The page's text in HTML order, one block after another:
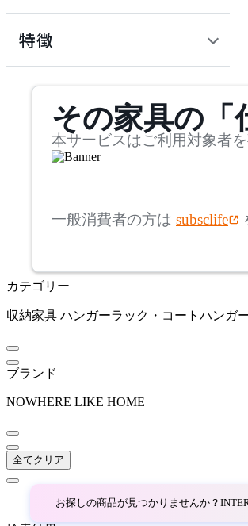
カンディハウス
クラッシュクラッシュプ
ロジェクト
デュエンデ
ダルトン
mm
検索
~
~
座面高
検索
~
特徴
その家具の「
本サービスはご利用対象者
一般消費者の方は subsclife
カテゴリー
収納家具 ハンガーラック・コートハンガ
ブランド
NOWHERE LIKE HOME
全てクリア
お探しの商品が見つかりませんか？